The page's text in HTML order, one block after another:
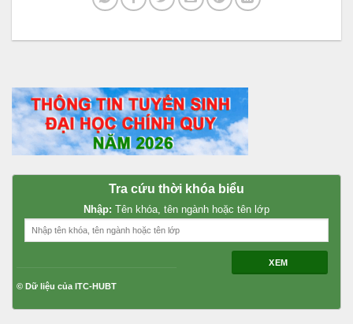
Tra cứu thời khóa biểu
Nhập: Tên khóa, tên ngành hoặc tên lớp
XEM
© Dữ liệu của ITC-HUBT